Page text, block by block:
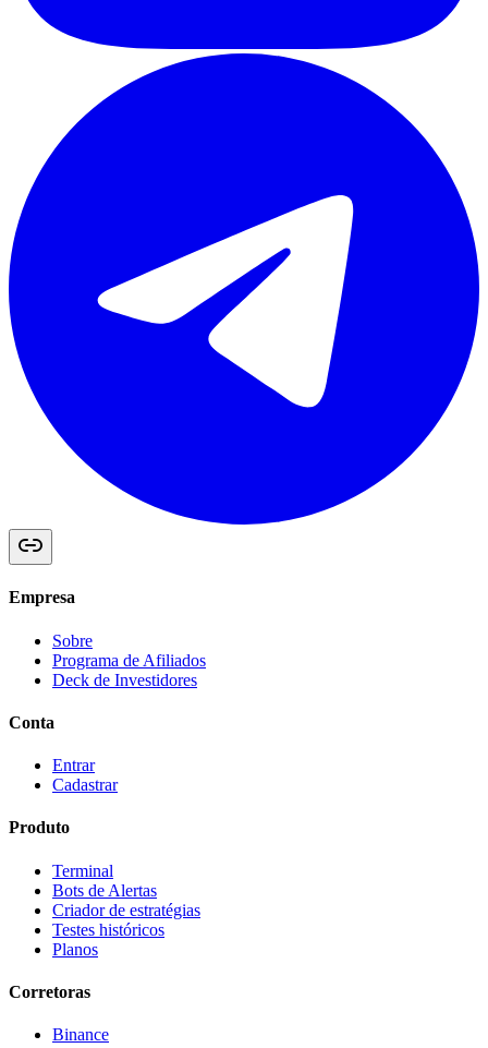
Empresa
Sobre
Programa de Afiliados
Deck de Investidores
Conta
Entrar
Cadastrar
Produto
Terminal
Bots de Alertas
Criador de estratégias
Testes históricos
Planos
Corretoras
Binance